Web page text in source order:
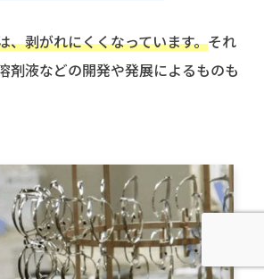
、剥がれにくくなっています。それ
剤液などの開発や発展によるものも